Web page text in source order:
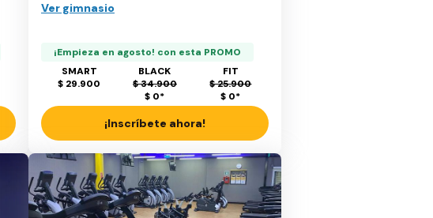
Ver gimnasio
¡Empieza en agosto! con esta PROMO
SMART
$ 29.900
BLACK
$ 34.900
$ 0*
FIT
$ 25.900
$ 0*
¡Inscríbete ahora!